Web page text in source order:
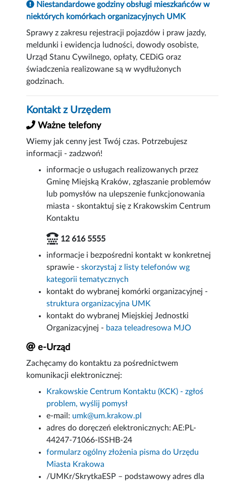
Niestandardowe godziny obsługi mieszkańców w
niektórych komórkach organizacyjnych UMK
Sprawy z zakresu rejestracji pojazdów i praw jazdy,
meldunki i ewidencja ludności, dowody osobiste,
Urząd Stanu Cywilnego, opłaty, CEDiG oraz
świadczenia realizowane są w wydłużonych
godzinach.
Kontakt z Urzędem
Ważne telefony
Wiemy jak cenny jest Twój czas. Potrzebujesz
informacji - zadzwoń!
informacje o usługach realizowanych przez
Gminę Miejską Kraków, zgłaszanie problemów
lub pomysłów na ulepszenie funkcjonowania
miasta - skontaktuj się z Krakowskim Centrum
Kontaktu
12 616 5555
informacje i bezpośredni kontakt w konkretnej
sprawie -skorzystaj z listy telefonów wg
kategorii tematycznych
kontakt do wybranej komórki organizacyjnej -
struktura organizacyjna UMK
kontakt do wybranej Miejskiej Jednostki
Organizacyjnej - baza teleadresowa MJO
e-Urząd
Zachęcamy do kontaktu za pośrednictwem
komunikacji elektronicznej:
Krakowskie Centrum Kontaktu (KCK) - zgłoś
problem, wyślij pomysł
e-mail: umk@um.krakow.pl
adres do doręczeń elektronicznych: AE:PL-
44247-71066-ISSHB-24
formularz ogólny złożenia pisma do Urzędu
Miasta Krakowa
/UMKr/SkrytkaESP – podstawowy adres dla